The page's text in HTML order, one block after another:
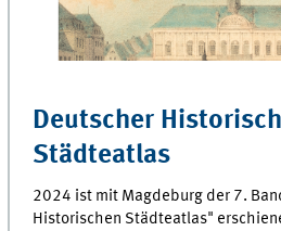
Deutscher
Städteatlas
2024 ist mit Magdeburg der 7.
Historischen Städteatlas"